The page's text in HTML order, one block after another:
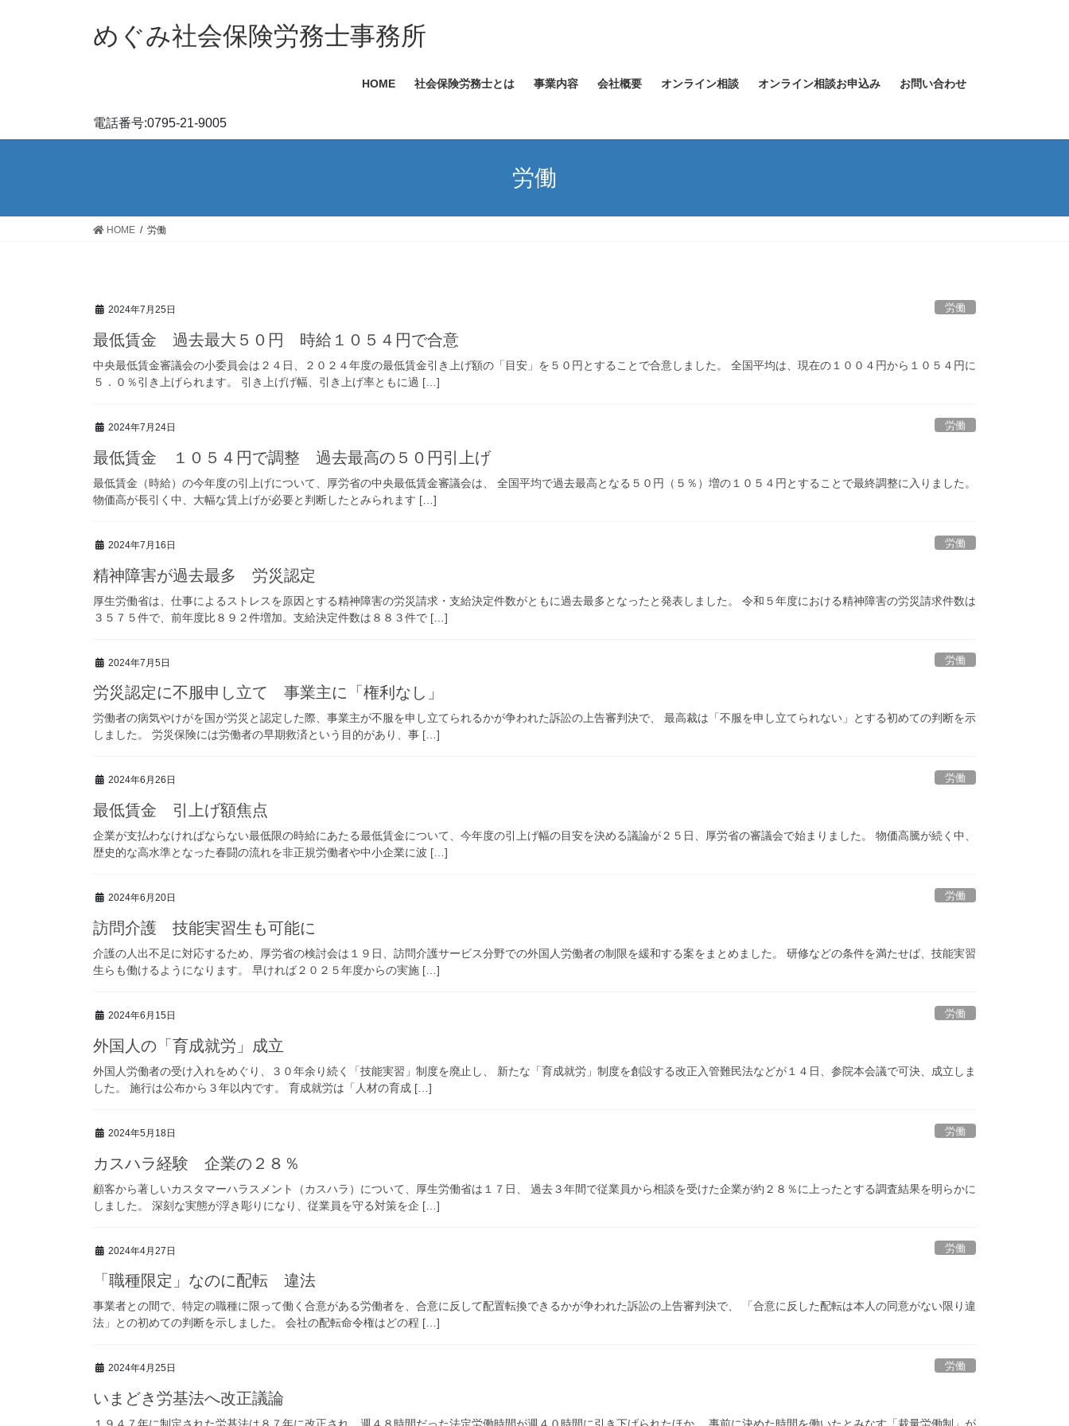
キ
に
めぐみ社会保険労務士事務所
HOME 社会保険労務士とは 事業内容 会社概要 オンライン相談 オンライン相談お申込み お問い合わせ
電話番号:0795-21-9005
労働
HOME 労働
2024年7月25日 労働
最低賃金 過去最大５０円 時給１０５４円で合意
中央最低賃金審議会の小委員会は２４日、２０２４年度の最低賃金引き上げ額の「目安」を５０円とすることで合意しました。 全国平均は、現在の１００４円から１０５４円に
５．０％引き上げられます。 引き上げげ幅、引き上げ率ともに過 […]
2024年7月24日 労働
最低賃金 １０５４円で調整 過去最高の５０円引上げ
最低賃金（時給）の今年度の引上げについて、厚労省の中央最低賃金審議会は、 全国平均で過去最高となる５０円（５％）増の１０５４円とすることで最終調整に入りました。
物価高が長引く中、大幅な賃上げが必要と判断したとみられます […]
2024年7月16日 労働
精神障害が過去最多 労災認定
厚生労働省は、仕事によるストレスを原因とする精神障害の労災請求・支給決定件数がともに過去最多となったと発表しました。 令和５年度における精神障害の労災請求件数は
３５７５件で、前年度比８９２件増加。支給決定件数は８８３件で […]
2024年7月5日 労働
労災認定に不服申し立て 事業主に「権利なし」
労働者の病気やけがを国が労災と認定した際、事業主が不服を申し立てられるかが争われた訴訟の上告審判決で、 最高裁は「不服を申し立てられない」とする初めての判断を示
しました。 労災保険には労働者の早期救済という目的があり、事 […]
2024年6月26日 労働
最低賃金 引上げ額焦点
企業が支払わなければならない最低限の時給にあたる最低賃金について、今年度の引上げ幅の目安を決める議論が２５日、厚労省の審議会で始まりました。 物価高騰が続く中、
歴史的な高水準となった春闘の流れを非正規労働者や中小企業に波 […]
2024年6月20日 労働
訪問介護 技能実習生も可能に
介護の人出不足に対応するため、厚労省の検討会は１９日、訪問介護サービス分野での外国人労働者の制限を緩和する案をまとめました。 研修などの条件を満たせば、技能実習
生らも働けるようになります。 早ければ２０２５年度からの実施 […]
2024年6月15日 労働
外国人の「育成就労」成立
外国人労働者の受け入れをめぐり、３０年余り続く「技能実習」制度を廃止し、 新たな「育成就労」制度を創設する改正入管難民法などが１４日、参院本会議で可決、成立しま
した。 施行は公布から３年以内です。 育成就労は「人材の育成 […]
2024年5月18日 労働
カスハラ経験 企業の２８％
顧客から著しいカスタマーハラスメント（カスハラ）について、厚生労働省は１７日、 過去３年間で従業員から相談を受けた企業が約２８％に上ったとする調査結果を明らかに
しました。 深刻な実態が浮き彫りになり、従業員を守る対策を企 […]
2024年4月27日 労働
「職種限定」なのに配転 違法
事業者との間で、特定の職種に限って働く合意がある労働者を、合意に反して配置転換できるかが争われた訴訟の上告審判決で、 「合意に反した配転は本人の同意がない限り違
法」との初めての判断を示しました。 会社の配転命令権はどの程 […]
2024年4月25日 労働
いまどき労基法へ改正議論